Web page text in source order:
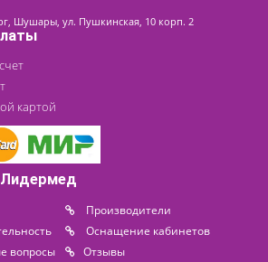
Шушары, ул. Пушкинская, 10 корп. 2